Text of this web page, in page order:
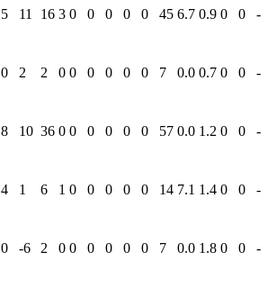
5 11 16 3 0 0 0 0 0 45 6.7 0.9 0 0
-
0 2 2 0 0 0 0 0 0 7 0.0 0.7 0 0
-
8 10 36 0 0 0 0 0 0 57 0.0 1.2 0 0
-
4 1 6 1 0 0 0 0 0 14 7.1 1.4 0 0
-
0 -6 2 0 0 0 0 0 0 7 0.0 1.8 0 0
-